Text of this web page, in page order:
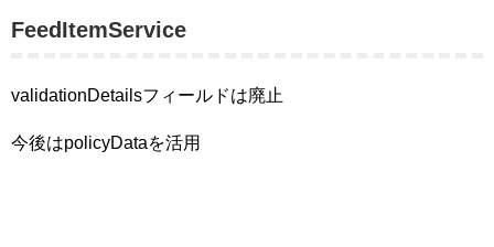
FeedItemService
validationDetailsフィールドは廃止
今後はpolicyDataを活用